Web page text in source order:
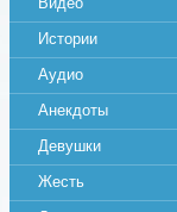
Истории
Аудио
Анекдоты
Девушки
Жесть